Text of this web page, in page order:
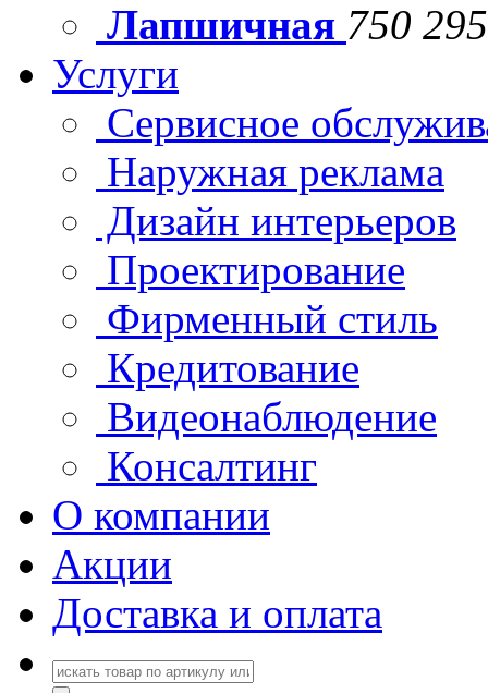
Лапшичная 750
Услуги
Сервисное
Наружная реклама
Дизайн интерьеров
Проектирование
Фирменный стиль
Кредитование
Видеонаблюдение
Консалтинг
О компании
Акции
Доставка и оплата